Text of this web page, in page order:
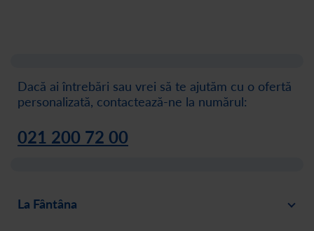
Dacă ai întrebări sau vrei să te ajutăm cu o ofertă
personalizată, contactează-ne la numărul:
021 200 72 00
La Fântâna